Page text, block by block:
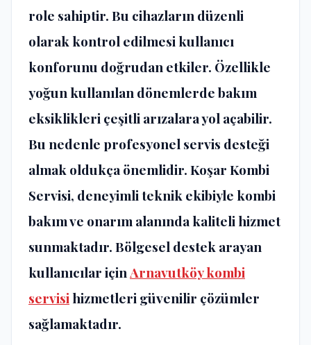
role sahiptir. Bu cihazların düzenli
olarak kontrol edilmesi kullanıcı
konforunu doğrudan etkiler. Özellikle
yoğun kullanılan dönemlerde bakım
eksiklikleri çeşitli arızalara yol açabilir.
Bu nedenle profesyonel servis desteği
almak oldukça önemlidir. Koşar Kombi
Servisi, deneyimli teknik ekibiyle kombi
bakım ve onarım alanında kaliteli hizmet
sunmaktadır. Bölgesel destek arayan
kullanıcılar için Arnavutköy kombi
servisi hizmetleri güvenilir çözümler
sağlamaktadır.